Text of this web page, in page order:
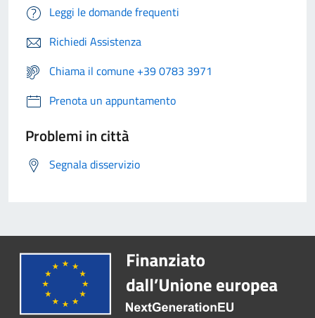
Leggi le domande frequenti
Richiedi Assistenza
Chiama il comune +39 0783 3971
Prenota un appuntamento
Problemi in città
Segnala disservizio